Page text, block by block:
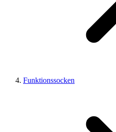
Funktionssocken